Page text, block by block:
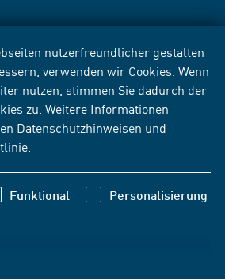
nutzerfreundlicher gestalten
verwenden wir Cookies. Wenn
nutzen, stimmen Sie dadurch der
zu. Weitere Informationen
Datenschutzhinweisen und
Funktional Personalisierung